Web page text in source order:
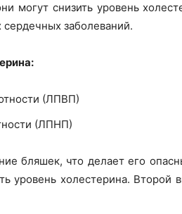
могут снизить уровень
заболеваний.
(ЛПВП)
(ЛПНП)
бляшек, что делает его
уровень холестерина. Второй